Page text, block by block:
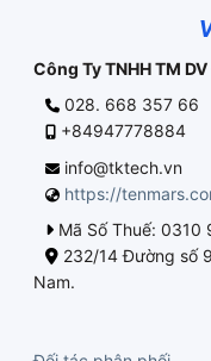
Công Ty TNHH TM
028. 668 357 66
+84947778884
info@tktech.vn
https://
Mã Số Thuế: 0310
232/14 Đường số
Nam.